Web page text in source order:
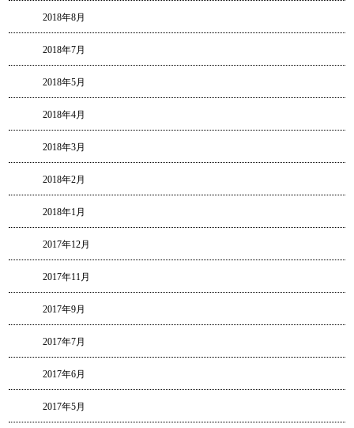
2018年8月
2018年7月
2018年5月
2018年4月
2018年3月
2018年2月
2018年1月
2017年12月
2017年11月
2017年9月
2017年7月
2017年6月
2017年5月